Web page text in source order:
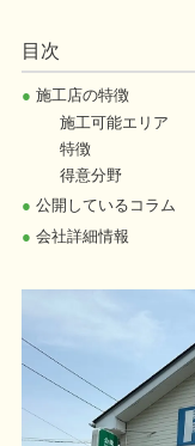
目次
● 施工店の特徴
施工可能エリア
特徴
得意分野
● 公開しているコラム
● 会社詳細情報